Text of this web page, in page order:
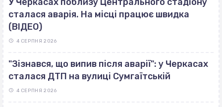
сталася аварія. На місці працює швидка
(ВІДЕО)
4 СЕРПНЯ 2026
"Зізнався, що випив після аварії": у Черкасах
сталася ДТП на вулиці Сумгаїтській
4 СЕРПНЯ 2026